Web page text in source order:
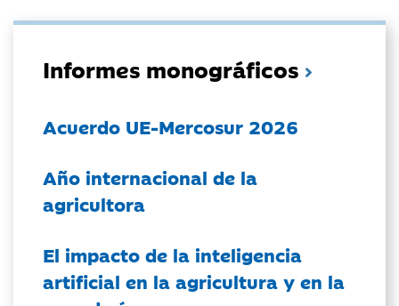
Informes monográficos
Acuerdo UE-Mercosur 2026
Año internacional de la
agricultora
El impacto de la inteligencia
artificial en la agricultura y en la